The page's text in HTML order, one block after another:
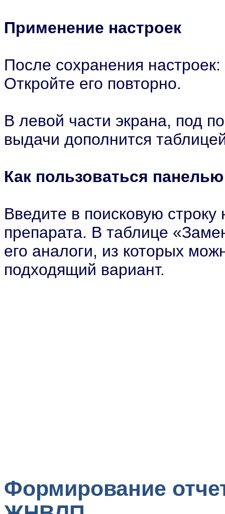
Применение настроек
После сохранения
Откройте его повторно.
В левой части экрана, под
выдачи дополнится
Как пользоваться
Введите в поисковую строку
препарата. В таблице
его аналоги, из которых
подходящий вариант.
Формирование